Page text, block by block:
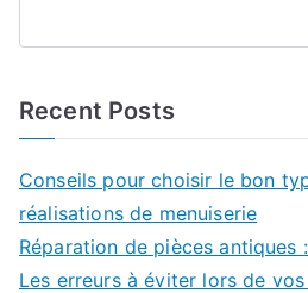
Recent Posts
Conseils pour choisir le bon
réalisations de menuiserie
Réparation de pièces antiques
Les erreurs à éviter lors de